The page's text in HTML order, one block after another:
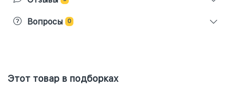
Вопросы 0
Этот товар в подборках